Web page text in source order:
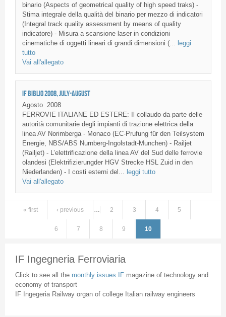
binario (Aspects of geometrical quality of high speed traks) -
Stima integrale della qualità del binario per mezzo di indicatori
(Integral track quality assessment by means of quality
indicatore) - Misura a scansione laser in condizioni
cinematiche di oggetti lineari di grandi dimensioni (... leggi
tutto
Vai all'allegato
IF BIBLIO 2008, JULY-AUGUST
Agosto 2008
FERROVIE ITALIANE ED ESTERE: Il collaudo da parte delle
autorità comunitarie degli impianti di trazione elettrica della
linea AV Norimberga - Monaco (EC-Prufung für den Teilsystem
Energie, NBS/ABS Nurnberg-Ingolstadt-Munchen) - Railjet
(Railjet) - L’elettrificazione della linea AV del Sud delle ferrovie
olandesi (Elektrifizierungder HGV Strecke HSL Zuid in den
Niederlanden) - I costi esterni del... leggi tutto
Vai all'allegato
Pages
« first ‹ previous … 2 3 4 5
6 7 8 9 10
IF Ingegneria Ferroviaria
Click to see all the monthly issues IF magazine of technology and
economy of transport
IF Ingegeria Railway organ of college Italian railway engineers